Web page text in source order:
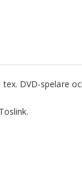
DVD-spelare